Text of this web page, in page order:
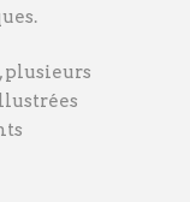
plusieurs